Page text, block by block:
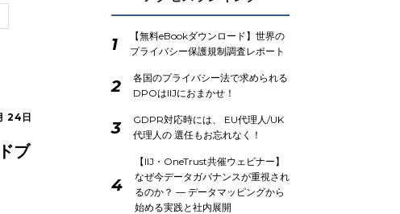
24日
ブ
1
【無料eBookダウンロード】世界の
プライバシー保護規制調査レポート
2
各国のプライバシー法で求められる
DPOはIIJにおまかせ！
3
GDPR対応時には、 EU代理人/UK
代理人の 選任もお忘れなく！
4
【IIJ・OneTrust共催ウェビナー】
なぜ今データガバナンスが重視され
るのか？ ― データマッピングから
始める実践と社内展開